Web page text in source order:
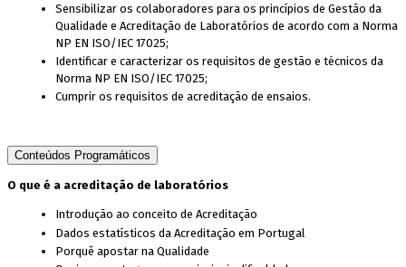
Sensibilizar os colaboradores para os princípios de Gestão da
Qualidade e Acreditação de Laboratórios de acordo com a Norma
NP EN ISO/IEC 17025;
Identificar e caracterizar os requisitos de gestão e técnicos da
Norma NP EN ISO/IEC 17025;
Cumprir os requisitos de acreditação de ensaios.
Conteúdos Programáticos
O que é a acreditação de laboratórios
Introdução ao conceito de Acreditação
Dados estatísticos da Acreditação em Portugal
Porquê apostar na Qualidade